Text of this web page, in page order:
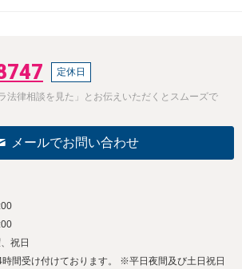
定休日
法律相談を見た」とお伝えいただくとスムーズで
メールでお問い合わせ
祝日
時間受け付けております。 ※平日夜間及び土日祝日